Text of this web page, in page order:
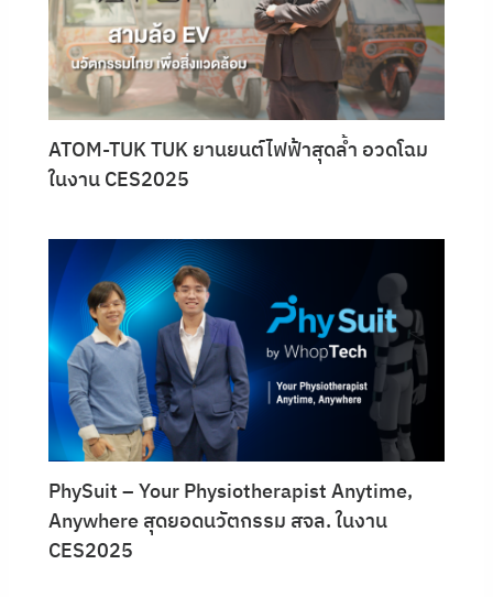
ATOM-TUK TUK ยานยนต์ไฟฟ้าสุดล้ำ อวดโฉม
ในงาน CES2025
PhySuit – Your Physiotherapist Anytime,
Anywhere สุดยอดนวัตกรรม สจล. ในงาน
CES2025